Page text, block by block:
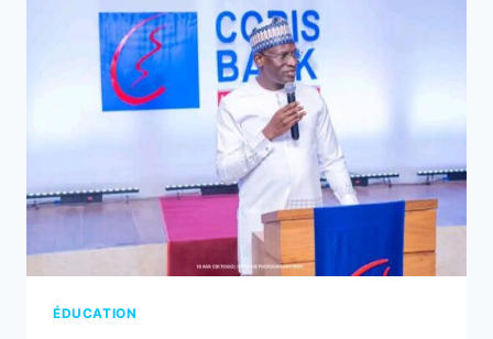
ÉDUCATION